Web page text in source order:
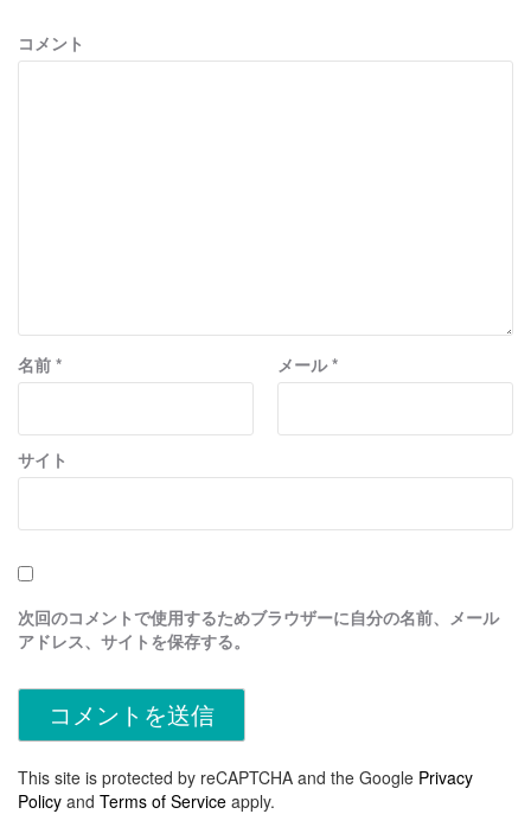
コメント
名前 * メール*
サイト
次回のコメントで使用するためブラウザーに自分の名前、メール
アドレス、サイトを保存する。
This site is protected by reCAPTCHA and the Google Privacy
Policy and Terms of Service apply.